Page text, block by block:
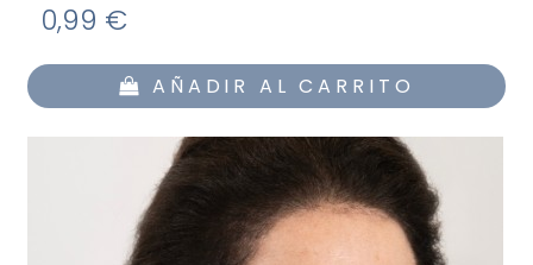
0,99 €
AÑADIR AL CARRITO